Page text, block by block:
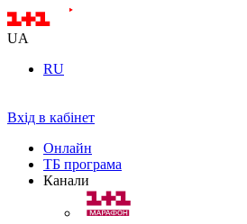
UA
RU
Вхід в кабінет
Онлайн
ТБ програма
Канали